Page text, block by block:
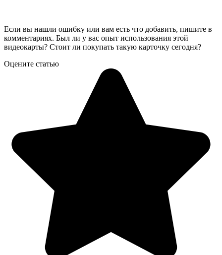
Если вы нашли ошибку или вам есть что добавить, пишите в
комментариях. Был ли у вас опыт использования этой
видеокарты? Стоит ли покупать такую карточку сегодня?
Оцените статью